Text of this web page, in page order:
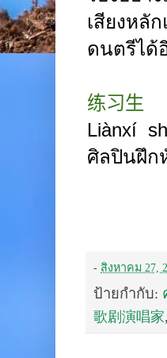
เสียงหลั
ดนตรีได้
练习生
Liànxí
ศิลปินฝึก
- สิงหาคม 27,
ป้ายกำกับ:
歌剧演唱家,